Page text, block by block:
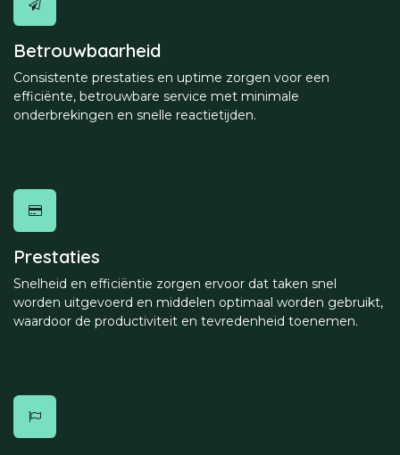
Betrouwbaarheid
Consistente prestaties en uptime zorgen voor een
efficiënte, betrouwbare service met minimale
onderbrekingen en snelle reactietijden.
Prestaties
Snelheid en efficiëntie zorgen ervoor dat taken snel
worden uitgevoerd en middelen optimaal worden gebruikt,
waardoor de productiviteit en tevredenheid toenemen.